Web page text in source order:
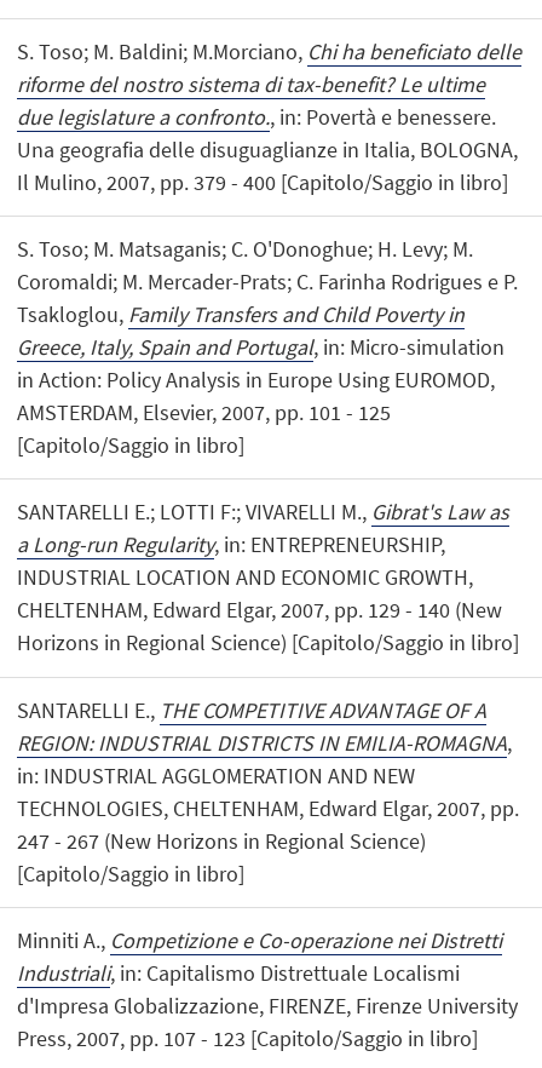
S. Toso; M. Baldini; M.Morciano, Chi ha beneficiato delle
riforme del nostro sistema di tax-benefit? Le ultime
due legislature a confronto., in: Povertà e benessere.
Una geografia delle disuguaglianze in Italia, BOLOGNA,
Il Mulino, 2007, pp. 379 - 400 [Capitolo/Saggio in libro]
S. Toso; M. Matsaganis; C. O'Donoghue; H. Levy; M.
Coromaldi; M. Mercader-Prats; C. Farinha Rodrigues e P.
Tsakloglou, Family Transfers and Child Poverty in
Greece, Italy, Spain and Portugal, in: Micro-simulation
in Action: Policy Analysis in Europe Using EUROMOD,
AMSTERDAM, Elsevier, 2007, pp. 101 - 125
[Capitolo/Saggio in libro]
SANTARELLI E.; LOTTI F:; VIVARELLI M., Gibrat's Law as
a Long-run Regularity, in: ENTREPRENEURSHIP,
INDUSTRIAL LOCATION AND ECONOMIC GROWTH,
CHELTENHAM, Edward Elgar, 2007, pp. 129 - 140 (New
Horizons in Regional Science) [Capitolo/Saggio in libro]
SANTARELLI E., THE COMPETITIVE ADVANTAGE OF A
REGION: INDUSTRIAL DISTRICTS IN EMILIA-ROMAGNA,
in: INDUSTRIAL AGGLOMERATION AND NEW
TECHNOLOGIES, CHELTENHAM, Edward Elgar, 2007, pp.
247 - 267 (New Horizons in Regional Science)
[Capitolo/Saggio in libro]
Minniti A., Competizione e Co-operazione nei Distretti
Industriali, in: Capitalismo Distrettuale Localismi
d'Impresa Globalizzazione, FIRENZE, Firenze University
Press, 2007, pp. 107 - 123 [Capitolo/Saggio in libro]